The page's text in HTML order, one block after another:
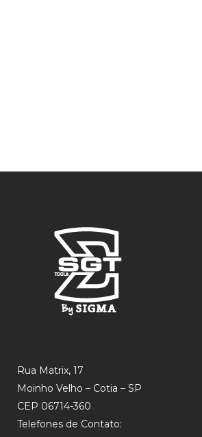
Rua Matrix, 17
Moinho Velho – Cotia – SP
CEP 06714-360
Telefones de Contato: